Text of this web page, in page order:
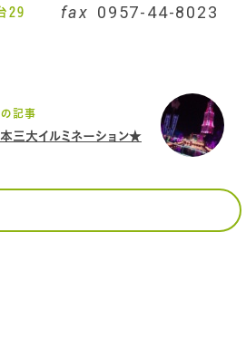
29
fax 0957-44-8023
記事
三大イルミネーション★